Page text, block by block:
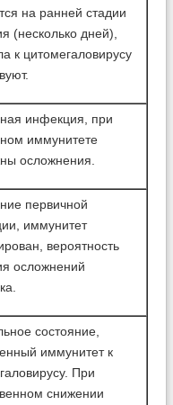
на ранней стадии
(несколько дней),
к цитомегаловирусу
инфекция, при
иммунитете
осложнения.
первичной
иммунитет
вероятность
осложнений
состояние,
иммунитет к
При
снижении